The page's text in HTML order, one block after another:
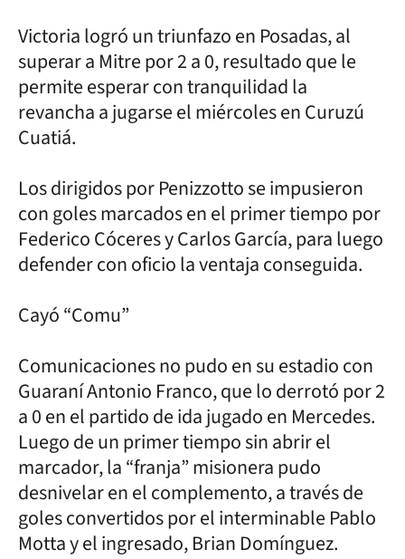
Victoria logró un triunfazo en Posadas, al
superar a Mitre por 2 a 0, resultado que le
permite esperar con tranquilidad la
revancha a jugarse el miércoles en Curuzú
Cuatiá.
Los dirigidos por Penizzotto se impusieron
con goles marcados en el primer tiempo por
Federico Cóceres y Carlos García, para luego
defender con oficio la ventaja conseguida.
Cayó “Comu”
Comunicaciones no pudo en su estadio con
Guaraní Antonio Franco, que lo derrotó por 2
a 0 en el partido de ida jugado en Mercedes.
Luego de un primer tiempo sin abrir el
marcador, la “franja” misionera pudo
desnivelar en el complemento, a través de
goles convertidos por el interminable Pablo
Motta y el ingresado, Brian Domínguez.